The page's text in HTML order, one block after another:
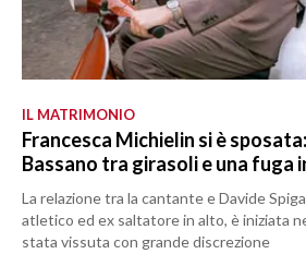
IL MATRIMONIO
Francesca Michielin si è
Bassano tra girasoli e una fuga
La relazione tra la cantante e Davide
atletico ed ex saltatore in alto, è iniziata
stata vissuta con grande discrezione